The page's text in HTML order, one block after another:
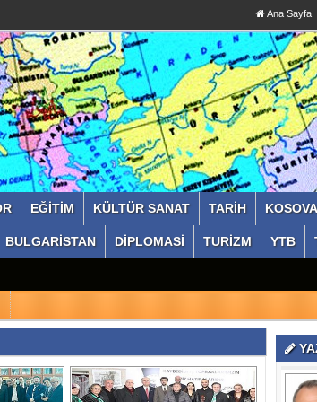
Ana Sayfa
EĞİTİM KÜLTÜR SANAT TARİH KOSOVA
BULGARİSTAN DİPLOMASİ TURİZM YTB